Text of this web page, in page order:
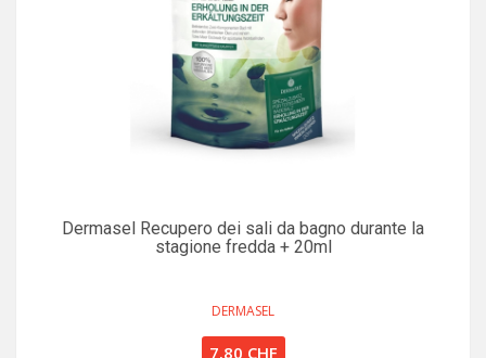
Dermasel Recupero dei sali da bagno durante la
stagione fredda + 20ml
DERMASEL
7.80 CHF